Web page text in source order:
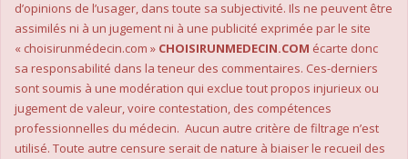
d’opinions de l’usager, dans toute sa subjectivité. Ils ne peuvent être
assimilés ni à un jugement ni à une publicité exprimée par le site
« choisirunmédecin.com » CHOISIRUNMEDECIN.COM écarte donc
sa responsabilité dans la teneur des commentaires. Ces-derniers
sont soumis à une modération qui exclue tout propos injurieux ou
jugement de valeur, voire contestation, des compétences
professionnelles du médecin. Aucun autre critère de filtrage n’est
utilisé. Toute autre censure serait de nature à biaiser le recueil des